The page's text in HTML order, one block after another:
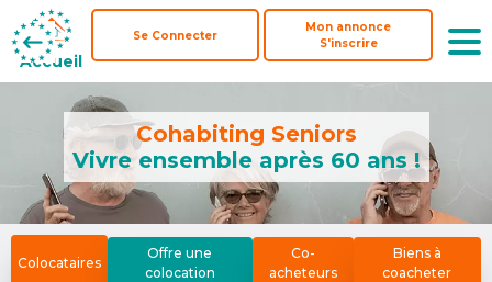
Accueil
Se Connecter
Mon annonce
S'inscrire
Accueil
Se Connecter
Mon annonce
S'inscrire
Cohabiting Seniors
Vivre ensemble après 60 ans !
Colocataires
Offre une
colocation
Co-
acheteurs
Biens à
coacheter